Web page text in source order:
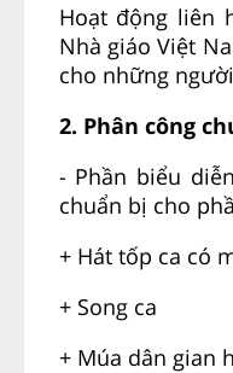
Hoạt động liên
Nhà giáo Việt
cho những
2. Phân công
- Phần biểu
chuẩn bị cho
+ Hát tốp ca có
+ Song ca
+ Múa dân gian